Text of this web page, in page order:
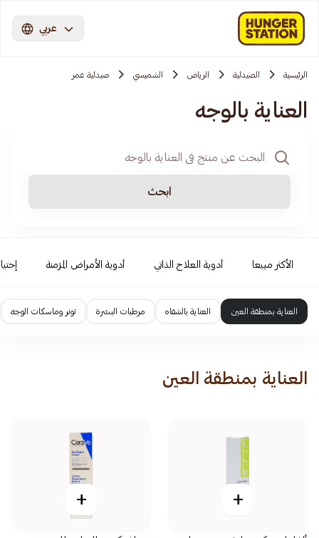
عربي
الرئيسية الصيدلية الرياض الشميسي صيدلية عمر
العناية بالوجه
ابحث
الأكثر مبيعا أدوية العلاج الذاتي أدوية الأمراض المزمنة
العناية بمنطقة العين العناية بالشفاه مرطبات البشرة تونر وماسكات الوجه
العناية بمنطقة العين
+
+